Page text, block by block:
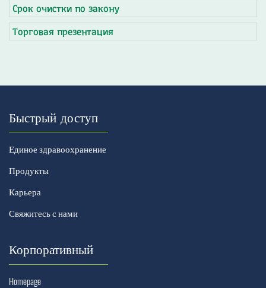
Срок очистки по закону
Торговая презентация
Быстрый доступ
Единое здравоохранение
Продукты
Карьера
Свяжитесь с нами
Корпоративный
Homepage